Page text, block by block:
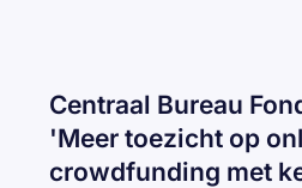
Centraal Bureau
'Meer toezicht op
crowdfunding met